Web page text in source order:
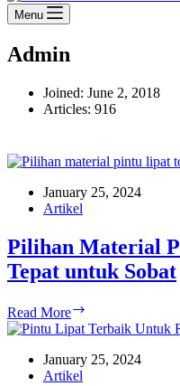
Menu
Admin
Joined: June 2, 2018
Articles: 916
January 25, 2024
Artikel
Pilihan Material
Tepat untuk Sobat
Read More
Material
Lipat
January 25, 2024
Artikel